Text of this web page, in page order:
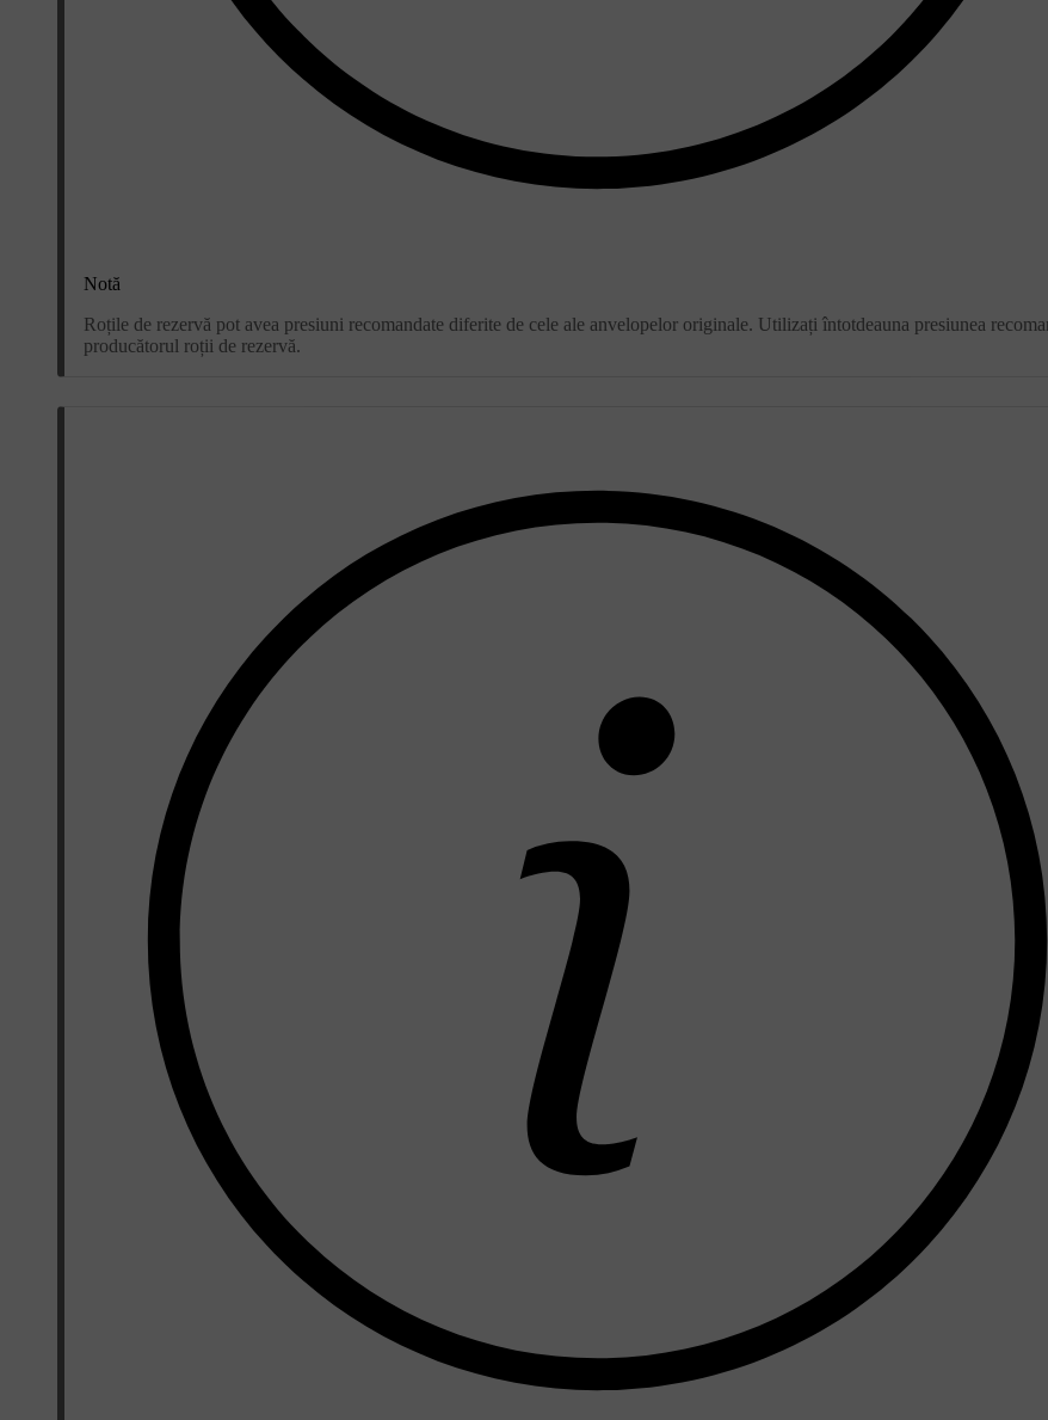
Notă
Roțile de rezervă pot avea presiuni recomandate diferite de cele ale anvelopelor originale. Utilizați întotdeauna presiunea
producătorul roții de rezervă.